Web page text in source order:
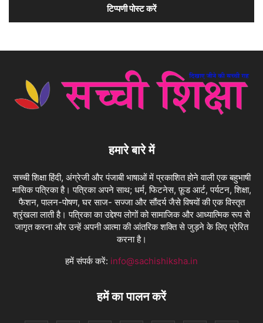
हमारे बारे में
सच्ची शिक्षा हिंदी, अंग्रेजी और पंजाबी भाषाओं में प्रकाशित होने वाली एक बहुभाषी
मासिक पत्रिका है। पत्रिका अपने साथ; धर्म, फिटनेस, फ़ूड आर्ट, पर्यटन, शिक्षा,
फैशन, पालन-पोषण, घर साज- सज्जा और सौंदर्य जैसे विषयों की एक विस्तृत
श्रृंखला लाती है। पत्रिका का उद्देश्य लोगों को सामाजिक और आध्यात्मिक रूप से
जागृत करना और उन्हें अपनी आत्मा की आंतरिक शक्ति से जुड़ने के लिए प्रेरित
करना है।
हमें संपर्क करें: info@sachishiksha.in
हमें का पालन करें